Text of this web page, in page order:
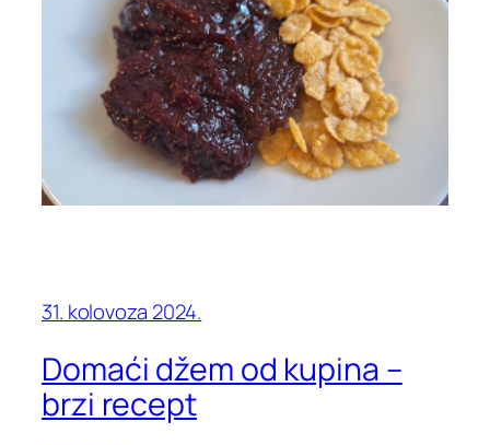
31. kolovoza 2024.
Domaći džem od kupina –
brzi recept